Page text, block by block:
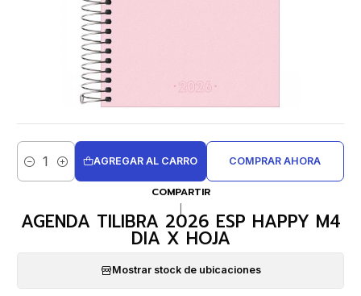
Cantidad
AGREGAR AL CARRO COMPRAR AHORA
COMPARTIR
AGENDA TILIBRA 2026 ESP HAPPY M4
DIA X HOJA
Mostrar stock de ubicaciones